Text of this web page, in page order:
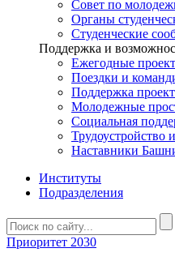
Совет по
Органы
Студенческие
Поддержка и
Ежегодные
Поездки и
Поддержка
Молодежные
Социальная
Трудоустройство
Наставники
Институты
Подразделения
Приоритет 2030